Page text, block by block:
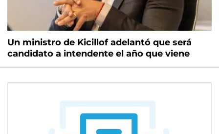
Un ministro de Kicillof adelantó que será
candidato a intendente el año que viene